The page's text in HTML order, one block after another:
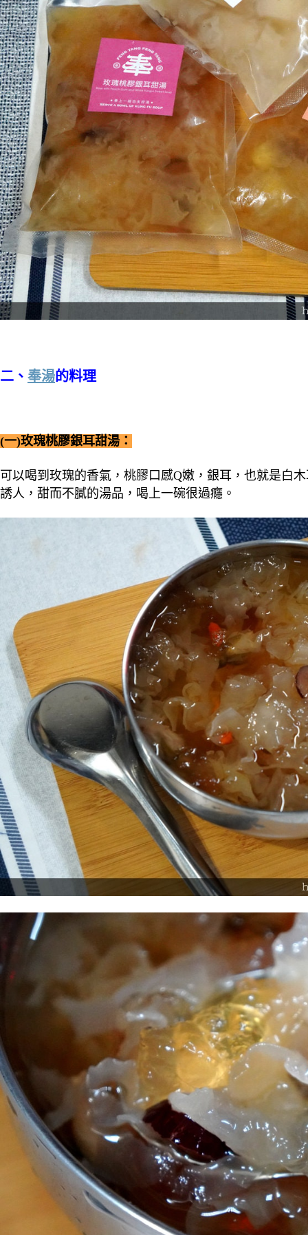
二、 奉湯的料理
(一)玫瑰桃膠銀耳甜湯：
可以喝到玫瑰的香氣，桃膠口感Q嫩，銀耳，也就是白
誘人，甜而不膩的湯品，喝上一碗很過癮。